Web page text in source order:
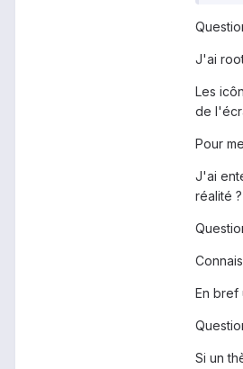
J'ai
Les
de
Pour
J'ai
réalité ?
En bref
Si un